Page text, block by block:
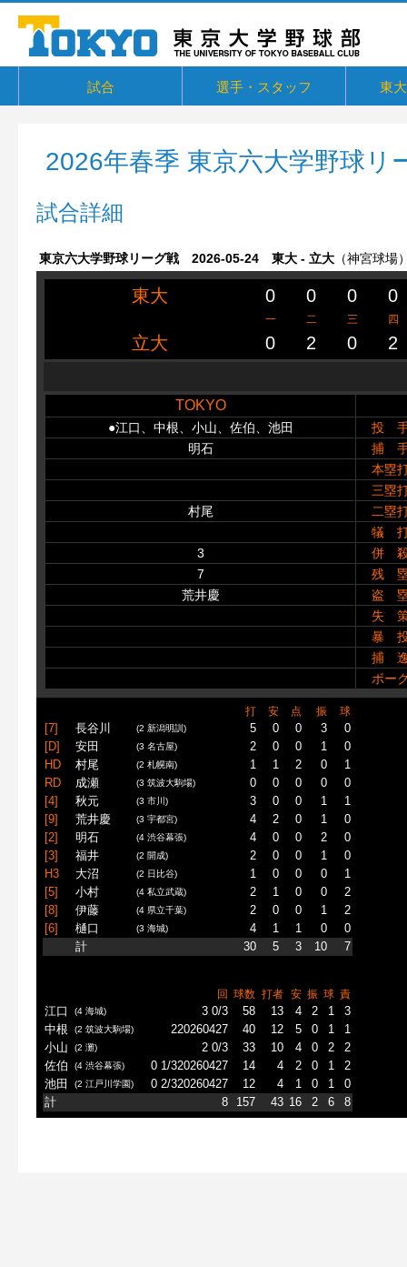
試合 選手・スタッフ 東
2026年春季 東京六大学野球リ
試合詳細
東京六大学野球リーグ戦 2026-05-24 東大 - 立大 （神宮球場
東大 0 0 0 0
一 二 三 四
立大 0 2 0 2
TOKYO
●江口、中根、小山、佐伯、池田
投
明石
捕
本塁
三塁
村尾
二塁
犠
3
併
7
残
荒井慶
盗
失
暴
捕
ボー
打 安 点 振 球
[7] 長谷川 (2 新潟明訓) 5 0 0 3
0
[D]
安田 (3 名古屋) 2 0 0 1
0
HD
村尾 (2 札幌南) 1 1 2 0
1
RD
成瀬 (3 筑波大駒場) 0 0 0 0
0
[4]
秋元 (3 市川) 3 0 0 1
1
[9]
荒井慶 (3 宇都宮) 4 2 0 1
0
[2]
明石 (4 渋谷幕張) 4 0 0 2
0
[3]
福井 (2 開成) 2 0 0 1
0
H3
大沼 (2 日比谷) 1 0 0 0
1
[5]
小村 (4 私立武蔵) 2 1 0 0
2
[8]
伊藤 (4 県立千葉) 2 0 0 1
2
[6]
樋口 (3 海城) 4 1 1 0
0
計
30 5 3 10 7
回 球数 打者 安 振 球 責
江口 (4 海城) 3 0/3 58 13 4 2 1
3
中根
(2 筑波大駒場) 220260427 40 12 5 0 1
1
小山
(2 灘) 2 0/3 33 10 4 0 2
2
佐伯
(4 渋谷幕張) 0 1/320260427 14 4 2 0 1
2
池田
(2 江戸川学園) 0 2/320260427 12 4 1 0 1
0
計
8 157 43 16 2 6 8